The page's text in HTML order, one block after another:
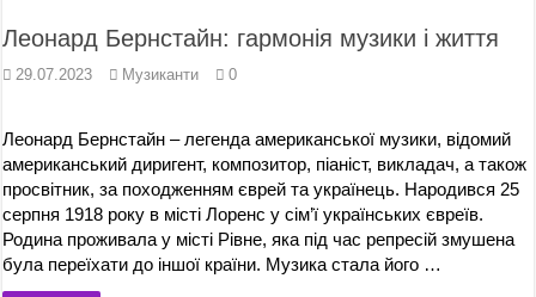
Леонард Бернстайн: гармонія музики і життя
29.07.2023 Музиканти 0
Леонард Бернстайн – легенда американської музики, відомий
американський диригент, композитор, піаніст, викладач, а також
просвітник, за походженням єврей та українець. Народився 25
серпня 1918 року в місті Лоренс у сім’ї українських євреїв.
Родина проживала у місті Рівне, яка під час репресій змушена
була переїхати до іншої країни. Музика стала його …